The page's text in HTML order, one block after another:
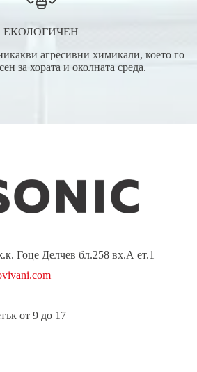
ЕКОЛОГИЧЕН
агресивни химикали, което го
за хората и околната среда.
Гоце Делчев бл.258 вх.А ет.1
от 9 до 17